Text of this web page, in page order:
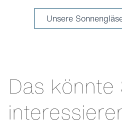
Unsere
Das könnte